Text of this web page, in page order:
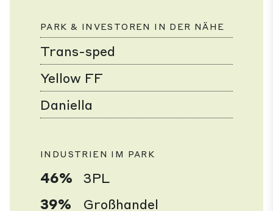
PARK & INVESTOREN IN DER NÄHE
Trans-sped
Yellow FF
Daniella
INDUSTRIEN IM PARK
46%
3PL
39%
Großhandel